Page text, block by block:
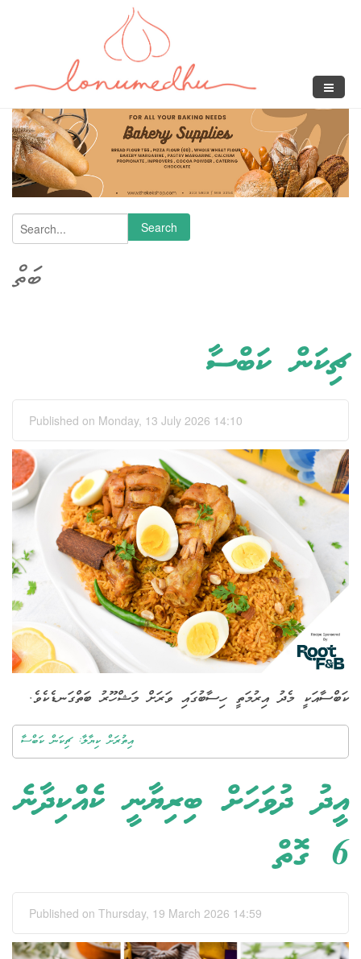
Search form
Search
ބަތް
ޗިކަން ކަބްސާ
Published on Monday, 13 July 2026 14:10
ކަބްސާއަކީ މެދު އިރުމަތީ ހިސާބުގައި ވަރަށް މަޝްހޫރު ބަތްގަނޑެކެވެ.
އިތުރަށް ކިޔާލާ: ޗިކަން ކަބްސާ
އީދު ދުވަހަށް ބިރިޔާނީ ކެއްކިދާނެ
6 ގޮތް
Published on Thursday, 19 March 2026 14:59